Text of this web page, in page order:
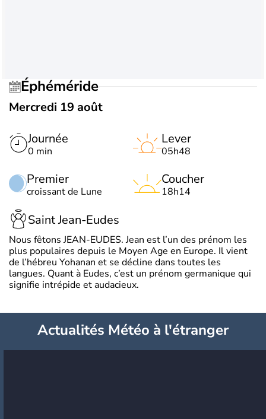
Éphéméride
Mercredi 19 août
Journée
0 min
Premier
croissant de Lune
Lever
05h48
Coucher
18h14
Saint Jean-Eudes
Nous fêtons JEAN-EUDES. Jean est l’un des prénom les
plus populaires depuis le Moyen Age en Europe. Il vient
de l’hébreu Yohanan et se décline dans toutes les
langues. Quant à Eudes, c’est un prénom germanique qui
signifie intrépide et audacieux.
Actualités Météo à l'étranger